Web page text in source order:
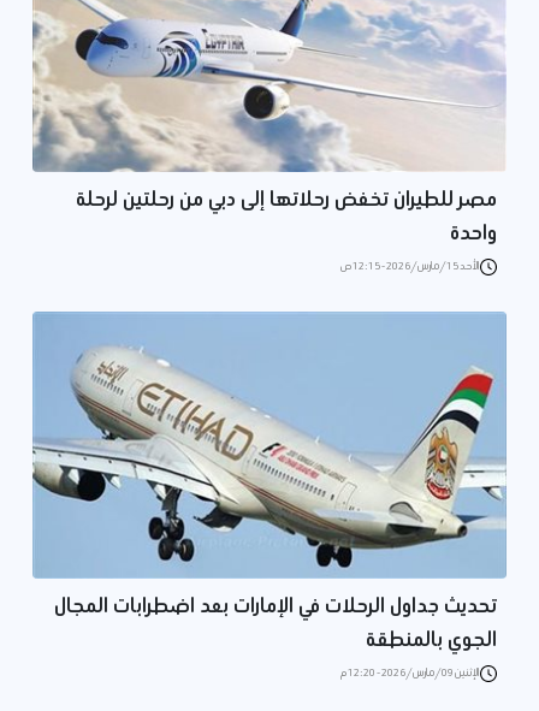
مصر للطيران تخفض رحلاتها إلى دبي من رحلتين لرحلة
واحدة
الأحد 15/مارس/2026 - 12:15 ص
تحديث جداول الرحلات في الإمارات بعد اضطرابات المجال
الجوي بالمنطقة
الإثنين 09/مارس/2026 - 12:20 م